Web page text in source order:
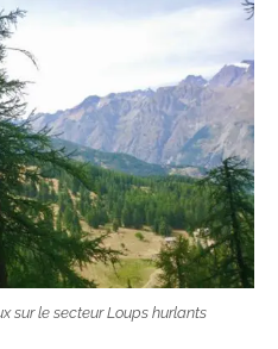
sur le secteur Loups hurlants